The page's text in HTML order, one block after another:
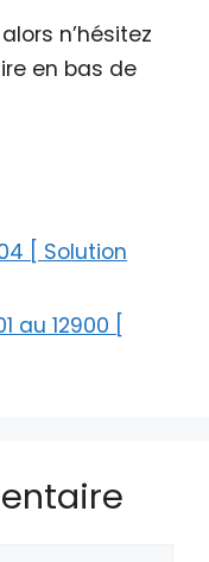
n’hésitez
en bas de
[ Solution
au 12900 [